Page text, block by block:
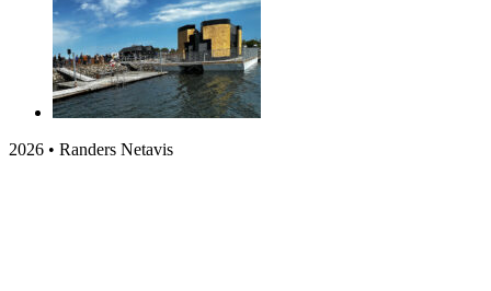
2026 • Randers Netavis